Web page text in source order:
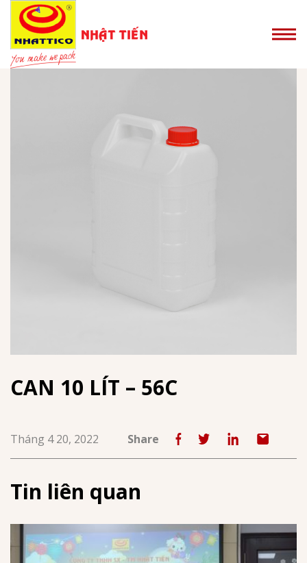
CAN 10 LÍT – 56C
Tháng 4 20, 2022 Share
Tin liên quan